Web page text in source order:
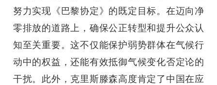
努力实现《巴黎协定》的既定目标。在迈向净
零排放的道路上，确保公正转型和提升公众认
知至关重要。这不仅能保护弱势群体在气候行
动中的权益，还能有效抵御气候变化否定论的
干扰。此外，克里斯滕森高度肯定了中国在应